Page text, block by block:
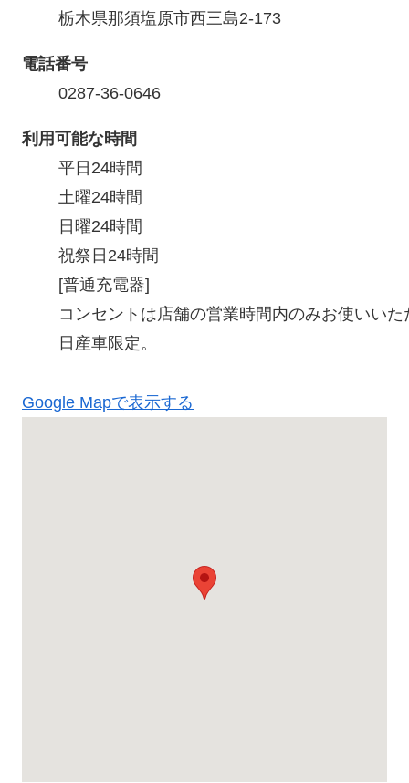
栃木県那須塩原市西三島2-173
電話番号
0287-36-0646
利用可能な時間
平日24時間
土曜24時間
日曜24時間
祝祭日24時間
[普通充電器]
コンセントは店舗の営業時間内のみお使いいた
日産車限定。
Google Mapで表示する